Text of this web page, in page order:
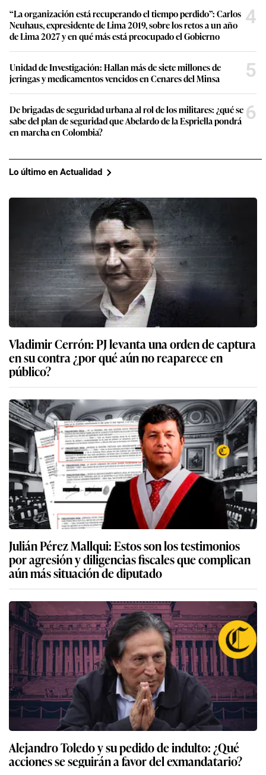
“La organización está recuperando el tiempo perdido”: Carlos
Neuhaus, expresidente de Lima 2019, sobre los retos a un año
de Lima 2027 y en qué más está preocupado el Gobierno
4
Unidad de Investigación: Hallan más de siete millones de
jeringas y medicamentos vencidos en Cenares del Minsa
5
De brigadas de seguridad urbana al rol de los militares: ¿qué se
sabe del plan de seguridad que Abelardo de la Espriella pondrá
en marcha en Colombia?
6
Lo último en Actualidad
Vladimir Cerrón: PJ levanta una orden de captura
en su contra ¿por qué aún no reaparece en
público?
Julián Pérez Mallqui: Estos son los testimonios
por agresión y diligencias fiscales que complican
aún más situación de diputado
Alejandro Toledo y su pedido de indulto: ¿Qué
acciones se seguirán a favor del exmandatario?